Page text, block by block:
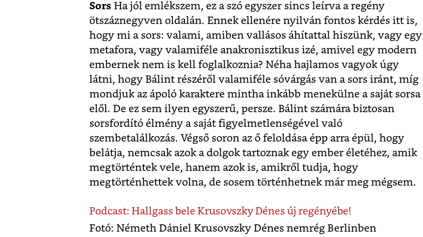
Sors Ha jól emlékszem, ez a szó egyszer sincs leírva a regény
ötszáznegyven oldalán. Ennek ellenére nyilván fontos kérdés itt is,
hogy mi a sors: valami, amiben vallásos áhítattal hiszünk, vagy egy
metafora, vagy valamiféle anakronisztikus izé, amivel egy modern
embernek nem is kell foglalkoznia? Néha hajlamos vagyok úgy
látni, hogy Bálint részéről valamiféle sóvárgás van a sors iránt, míg
mondjuk az ápoló karaktere mintha inkább menekülne a saját sorsa
elől. De ez sem ilyen egyszerű, persze. Bálint számára biztosan
sorsfordító élmény a saját figyelmetlenségével való
szembetalálkozás. Végső soron az ő feloldása épp arra épül, hogy
belátja, nemcsak azok a dolgok tartoznak egy ember életéhez, amik
megtörténtek vele, hanem azok is, amikről tudja, hogy
megtörténhettek volna, de sosem történhetnek már meg mégsem.
Podcast: Hallgass bele Krusovszky Dénes új regényébe!
Fotó: Németh Dániel Krusovszky Dénes nemrég Berlinben